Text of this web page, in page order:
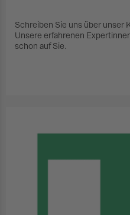
Schreiben Sie uns über
Unsere erfahrenen
schon auf Sie.